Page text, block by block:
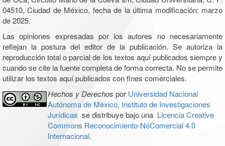
04510, Ciudad de México, fecha de la última modificación: marzo
de 2025.
Las opiniones expresadas por los autores no necesariamente
reflejan la postura del editor de la publicación. Se autoriza la
reproducción total o parcial de los textos aquí publicados siempre y
cuando se cite la fuente completa de forma correcta. No se permite
utilizar los textos aquí publicados con fines comerciales.
Hechos y Derechos por Universidad Nacional
Autónoma de México, Instituto de Investigaciones
Jurídicas se distribuye bajo una Licencia Creative
Commons Reconocimiento-NoComercial 4.0
Internacional.